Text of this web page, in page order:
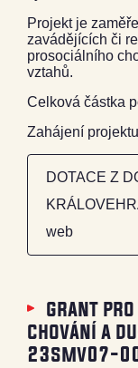
Projekt je
zavádějících či
prosociálního
vztahů.
Celková částka
Zahájení
DOTACE Z
web
grant pro
chování a
23smv07-